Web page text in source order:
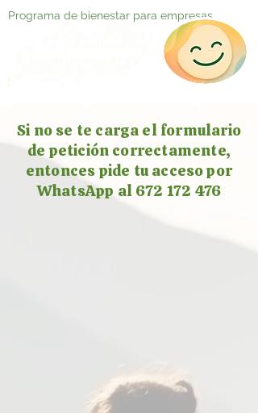
Programa de bienestar para empresas
Si no se te carga el formulario
de petición correctamente,
entonces pide tu acceso por
WhatsApp al 672 172 476